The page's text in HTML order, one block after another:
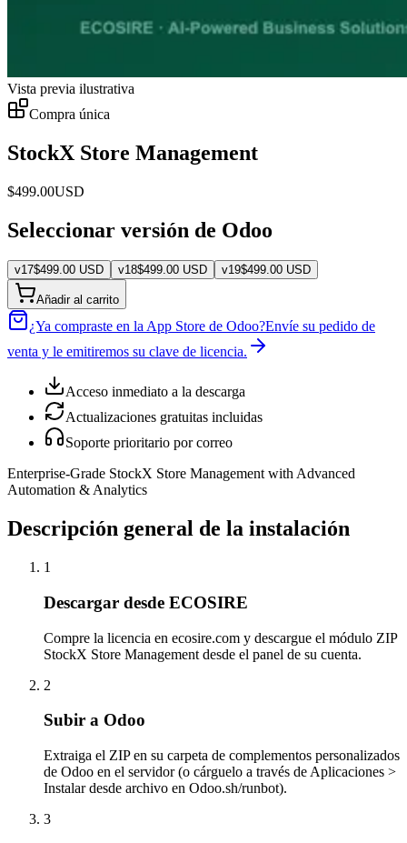
Vista previa ilustrativa
Compra única
StockX Store Management
$499.00USD
Seleccionar versión de Odoo
v17$499.00 USD v18$499.00 USD v19$499.00 USD
Añadir al carrito
¿Ya compraste en la App Store de Odoo?Envíe su pedido de
venta y le emitiremos su clave de licencia.
Acceso inmediato a la descarga
Actualizaciones gratuitas incluidas
Soporte prioritario por correo
Enterprise-Grade StockX Store Management with Advanced
Automation & Analytics
Descripción general de la instalación
1
Descargar desde ECOSIRE
Compre la licencia en ecosire.com y descargue el módulo ZIP
StockX Store Management desde el panel de su cuenta.
2
Subir a Odoo
Extraiga el ZIP en su carpeta de complementos personalizados
de Odoo en el servidor (o cárguelo a través de Aplicaciones >
Instalar desde archivo en Odoo.sh/runbot).
3